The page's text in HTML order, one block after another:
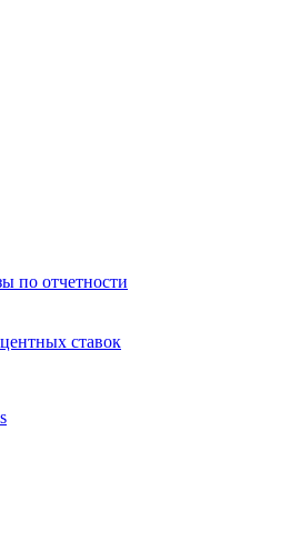
по отчетности
ставок